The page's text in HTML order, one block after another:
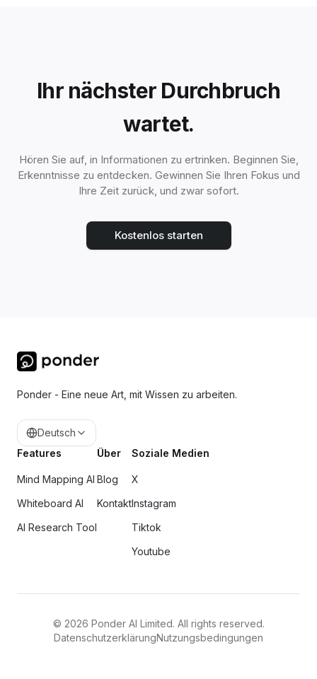
Ihr nächster Durchbruch
wartet.
Hören Sie auf, in Informationen zu ertrinken. Beginnen Sie,
Erkenntnisse zu entdecken. Gewinnen Sie Ihren Fokus und
Ihre Zeit zurück, und zwar sofort.
Kostenlos starten
Ponder - Eine neue Art, mit Wissen zu arbeiten.
Deutsch
Features
Mind Mapping AI
Whiteboard AI
AI Research Tool
Über
Blog
Kontakt
Soziale Medien
X
Instagram
Tiktok
Youtube
© 2026 Ponder AI Limited. All rights reserved.
DatenschutzerklärungNutzungsbedingungen